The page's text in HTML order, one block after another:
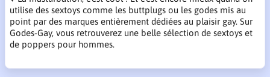
utilise des sextoys comme les buttplugs ou les godes mis au
point par des marques entièrement dédiées au plaisir gay. Sur
Godes-Gay, vous retrouverez une belle sélection de sextoys et
de poppers pour hommes.